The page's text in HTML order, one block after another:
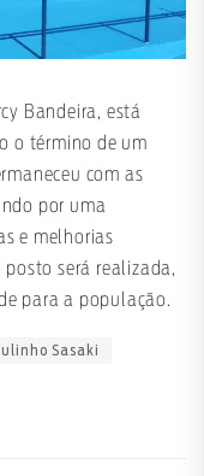
Bandeira, está
o término de um
com as
por uma
e melhorias
posto será realizada,
para a população.
Sasaki